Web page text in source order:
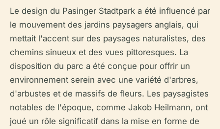
Le design du Pasinger Stadtpark a été influencé par
le mouvement des jardins paysagers anglais, qui
mettait l'accent sur des paysages naturalistes, des
chemins sinueux et des vues pittoresques. La
disposition du parc a été conçue pour offrir un
environnement serein avec une variété d'arbres,
d'arbustes et de massifs de fleurs. Les paysagistes
notables de l'époque, comme Jakob Heilmann, ont
joué un rôle significatif dans la mise en forme de